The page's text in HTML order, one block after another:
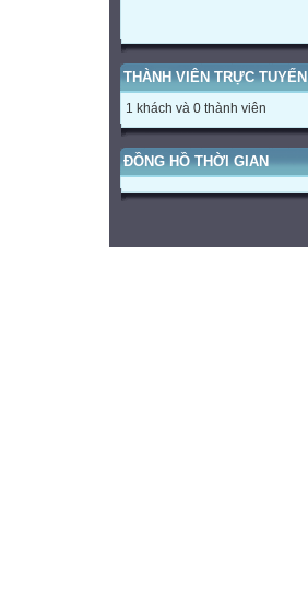
THÀNH VIÊN TRỰC TUYẾN
1 khách và 0 thành viên
ĐỒNG HỒ THỜI GIAN